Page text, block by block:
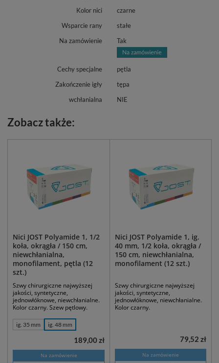
Kolor nici
czarne
Wsparcie rany
stałe
Na zamówienie
Tak
Cechy specjalne
pętla
Zakończenie igły
tępa
wchłanialna
NIE
Zobacz także:
Nici JOST Polyamide 1, 1/2
koła, okrągła / 150 cm,
niewchłanialna,
monofilament, pętla (12
szt.)
Szwy chirurgiczne najwyższej
jakości, syntetyczne,
jednowłóknowe, niewchłanialne.
Kolor czarny. Szew pętlowy.
ig. 35 mm ig. 48 mm
Na zamówienie
189,00 zł
Nici JOST Polyamide 1, ig.
40 mm, 1/2 koła, okrągła /
150 cm, niewchłanialna,
monofilament (12 szt.)
Szwy chirurgiczne najwyższej
jakości, syntetyczne,
jednowłóknowe, niewchłanialne.
Kolor czarny.
Na zamówienie
79,52 zł